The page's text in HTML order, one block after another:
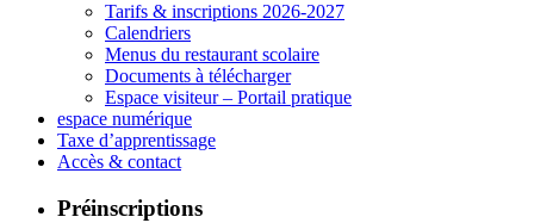
Tarifs & inscriptions 2026-2027
Calendriers
Menus du restaurant scolaire
Documents à télécharger
Espace visiteur – Portail pratique
espace numérique
Taxe d’apprentissage
Accès & contact
Préinscriptions